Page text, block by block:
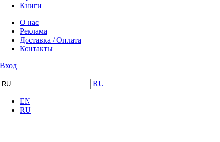
Книги
О нас
Реклама
Доставка / Оплата
Контакты
Вход
RU
EN
RU